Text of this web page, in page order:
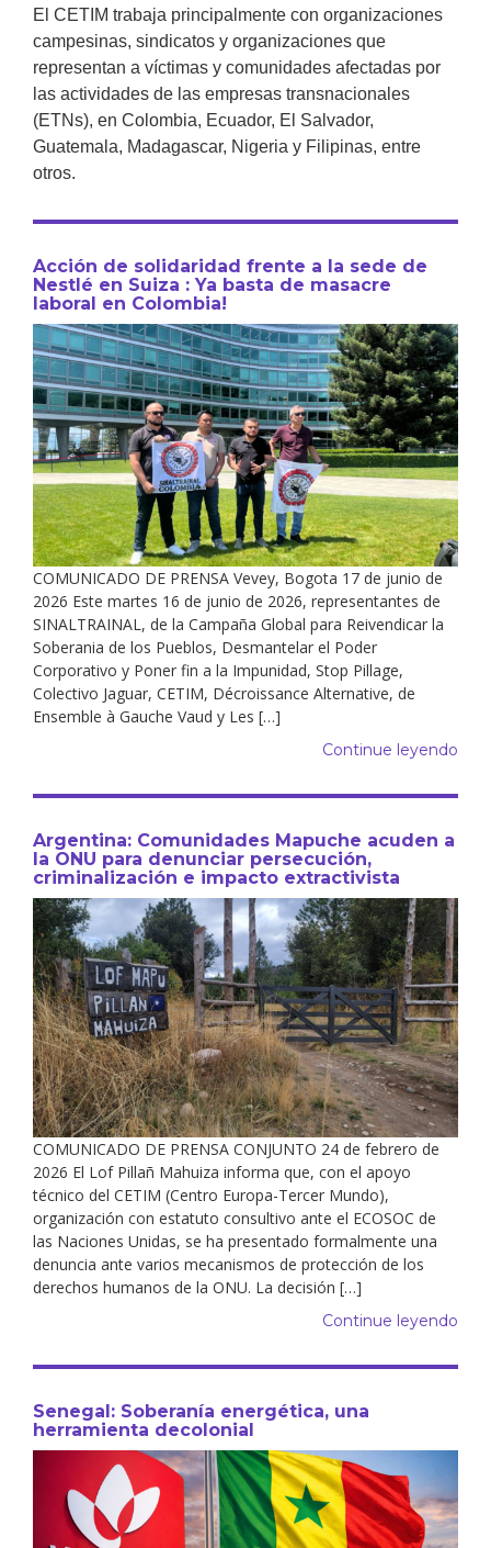
El CETIM trabaja principalmente con organizaciones
campesinas, sindicatos y organizaciones que
representan a víctimas y comunidades afectadas por
las actividades de las empresas transnacionales
(ETNs), en Colombia, Ecuador, El Salvador,
Guatemala, Madagascar, Nigeria y Filipinas, entre
otros.
Acción de solidaridad frente a la sede de
Nestlé en Suiza : Ya basta de masacre
laboral en Colombia!
COMUNICADO DE PRENSA Vevey, Bogota 17 de junio de
2026 Este martes 16 de junio de 2026, representantes de
SINALTRAINAL, de la Campaña Global para Reivendicar la
Soberania de los Pueblos, Desmantelar el Poder
Corporativo y Poner fin a la Impunidad, Stop Pillage,
Colectivo Jaguar, CETIM, Décroissance Alternative, de
Ensemble à Gauche Vaud y Les […]
Continue leyendo
Argentina: Comunidades Mapuche acuden a
la ONU para denunciar persecución,
criminalización e impacto extractivista
COMUNICADO DE PRENSA CONJUNTO 24 de febrero de
2026 El Lof Pillañ Mahuiza informa que, con el apoyo
técnico del CETIM (Centro Europa-Tercer Mundo),
organización con estatuto consultivo ante el ECOSOC de
las Naciones Unidas, se ha presentado formalmente una
denuncia ante varios mecanismos de protección de los
derechos humanos de la ONU. La decisión […]
Continue leyendo
Senegal: Soberanía energética, una
herramienta decolonial